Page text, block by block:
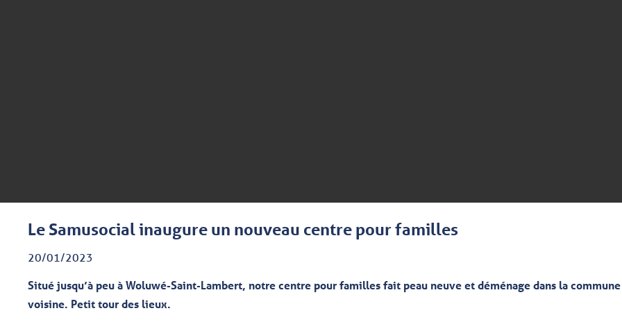
Le Samusocial inaugure un nouveau centre pour familles
20/01/2023
Situé jusqu’à peu à Woluwé-Saint-Lambert, notre centre pour familles fait peau neuve et déménage dans la commune
voisine. Petit tour des lieux.